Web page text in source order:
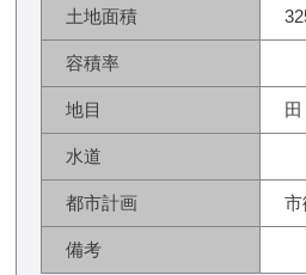
土地面積
容積率
地目 田
水道
都市計画 市
備考